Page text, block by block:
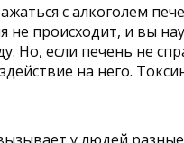
с алкоголем
не происходит, и вы
Но, если печень не
на него.
у людей